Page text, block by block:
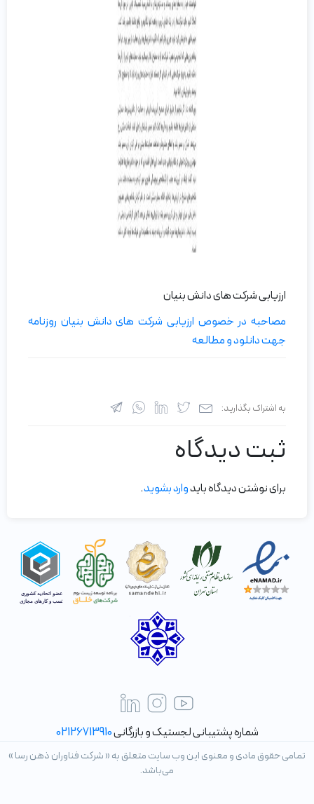
ارزیابی شرکت‌ های دانش بنیان
مصاحبه در خصوص ارزیابی شرکت‌ های دانش بنیان روزنامه
جهت دانلود و مطالعه
به اشتراک بگذارید:
ثبت دیدگاه
برای نوشتن دیدگاه بایدوارد بشوید.
شماره پشتیبانی لجستیک و بازرگانی02126713910
تمامی حقوق مادی و معنوی این وب سایت متعلق به « شرکت فناوران ذهن رسا »
می‌باشد.